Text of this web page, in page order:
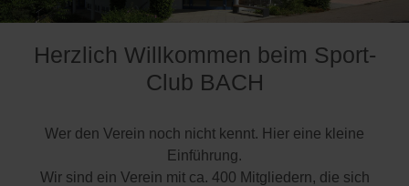
Herzlich Willkommen beim Sport-
Club BACH
Wer den Verein noch nicht kennt. Hier eine kleine
Einführung.
Wir sind ein Verein mit ca. 400 Mitgliedern, die sich